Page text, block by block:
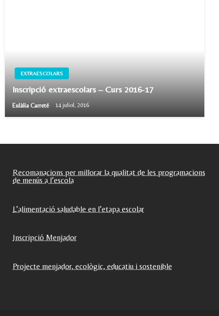
EXTRAESCOLARS
Inscripció extraescolars – Curs 2016-17
Eulàlia Carreté 14 juliol, 2016
Recomanacions per millorar la qualitat de les programacions
de menús a l’escola
L’alimentació saludable en l’etapa escolar
Inscripció Menjador
Projecte menjador, ecològic, educatiu i sostenible